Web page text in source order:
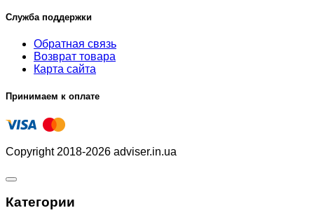
Служба поддержки
Обратная связь
Возврат товара
Карта сайта
Принимаем к оплате
Copyright 2018-2026 adviser.in.ua
Категории